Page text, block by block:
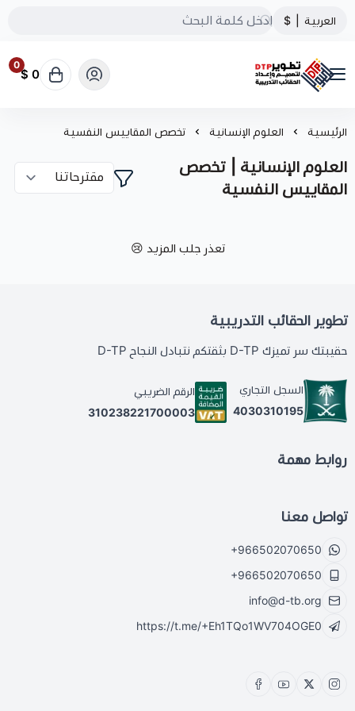
العربية $
تطوير الحقائب التدريبية
0
0 $
الرئيسية العلوم الإنسانية تخصص المقاييس النفسية
العلوم الإنسانية | تخصص
المقاييس النفسية
تعذر جلب المزيد 😢
تطوير الحقائب التدريبية
حقيبتك سر تميزك D-TP بثقتكم نتبادل النجاح D-TP
السجل التجاري
4030310195
الرقم الضريبي
310238221700003
روابط مهمة
تواصل معنا
+966502070650
+966502070650
info@d-tb.org
https://t.me/+Eh1TQo1WV704OGE0